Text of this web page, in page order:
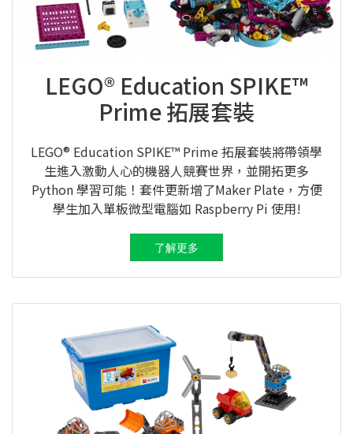
LEGO® Education SPIKE™
Prime 拓展套裝
LEGO® Education SPIKE™ Prime 拓展套裝將帶領學
生進入激動人心的機器人競賽世界，並開拓更多
Python 學習可能！套件更新增了Maker Plate，方便
學生加入單板微型電腦如 Raspberry Pi 使用!
了解更多